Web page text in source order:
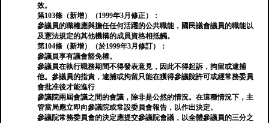
效。
第103條（新增）（1999年3月修正）：
參議員的職權應與擔任任何活躍的公共職能，國民議會議員的職能以
及憲法規定的其他機構的成員資格相抵觸。
第104條（新增）（於1999年3月修訂）：
參議員享有議會豁免權。
參議員在執行職務期間不得發表意見，因此不得起訴，拘留或逮捕
他。參議員的指責，逮捕或拘留只能在獲得參議院許可或經常務委員
會批准後才能進行
參議院兩屆會議之間的會議，除非是公然的情況。在這種情況下，主
管當局應立即向參議院或常設​​委員會報告，以作出決定。
參議院常務委員會的決定應提交參議院會議，以全體參議員的三分之